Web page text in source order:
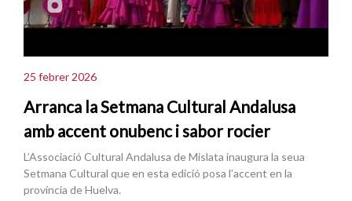
25 febrer 2026
Arranca la Setmana Cultural Andalusa
amb accent onubenc i sabor rocier
L’Associació Cultural Andalusa de Mislata inaugura la seua
Setmana Cultural que en esta edició posa l’accent en la
província de Huelva.